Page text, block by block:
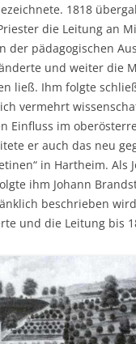
1818
die Leitung an
der pädagogischen
und weiter die
ließ. Ihm folgte
vermehrt
Einfluss im
er auch das neu
in Hartheim. Als
ihm Johann
beschrieben
und die Leitung bis